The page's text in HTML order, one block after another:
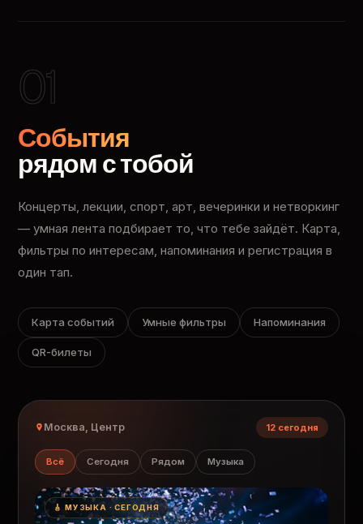
01
События
рядом с тобой
Концерты, лекции, спорт, арт, вечеринки и нетворкинг
— умная лента подбирает то, что тебе зайдёт. Карта,
фильтры по интересам, напоминания и регистрация в
один тап.
Карта событий Умные фильтры Напоминания
QR-билеты
Москва, Центр 12 сегодня
Всё Сегодня Рядом Музыка
🎸 МУЗЫКА · СЕГОДНЯ